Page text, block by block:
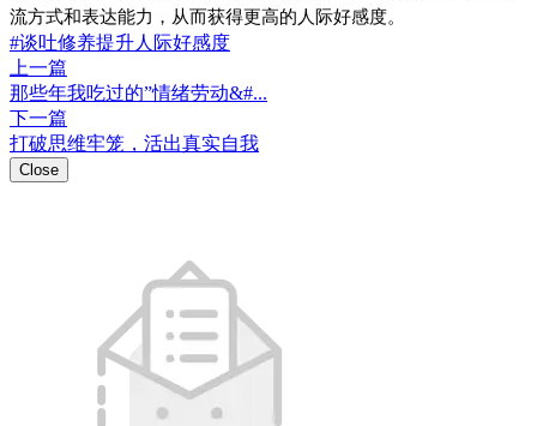
流方式和表达能力，从而获得更高的人际好感度。
#谈吐修养提升人际好感度
上一篇
那些年我吃过的”情绪劳动&#...
下一篇
打破思维牢笼，活出真实自我
Close